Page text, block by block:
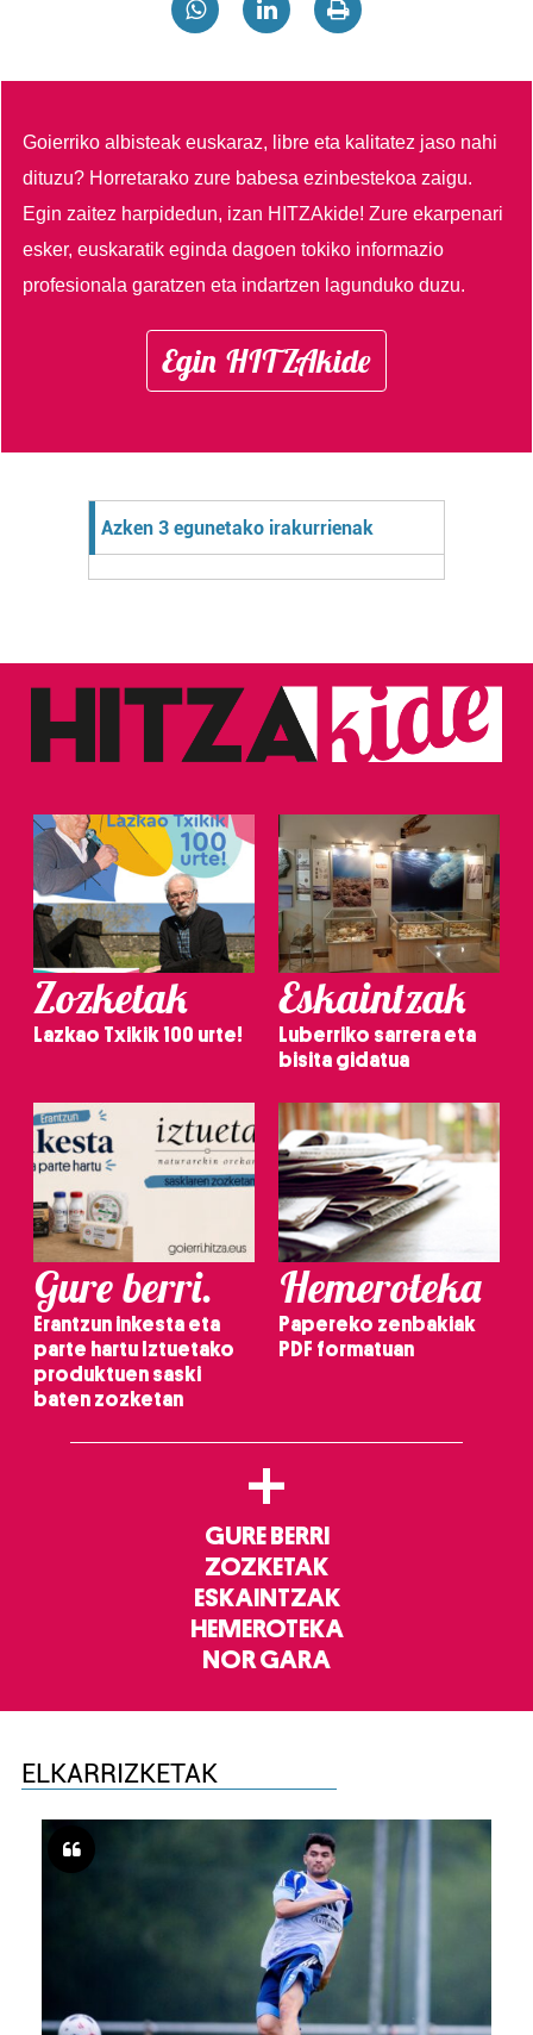
Goierriko albisteak euskaraz, libre eta kalitatez jaso nahi
dituzu? Horretarako zure babesa ezinbestekoa zaigu.
Egin zaitez harpidedun, izan HITZAkide!Zure ekarpenari
esker, euskaratik eginda dagoen tokiko informazio
profesionala garatzen eta indartzen lagunduko duzu.
Egin HITZAkide
Azken 3 egunetako irakurrienak
Zozketak
Lazkao Txikik 100 urte!
Eskaintzak
Luberriko sarrera eta
bisita gidatua
Gure berri.
Erantzun inkesta eta
parte hartu Iztuetako
produktuen saski
baten zozketan
Hemeroteka
Papereko zenbakiak
PDF formatuan
+
GURE BERRI
ZOZKETAK
ESKAINTZAK
HEMEROTEKA
NOR GARA
ELKARRIZKETAK